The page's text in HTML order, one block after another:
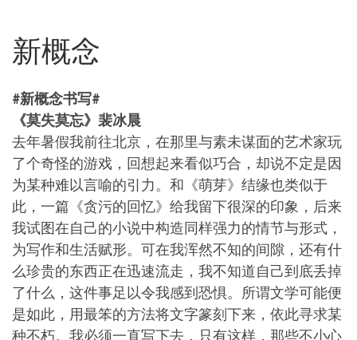
新概念
#新概念书写#
《莫失莫忘》裴冰晨
去年暑假我前往北京，在那里与素未谋面的艺术家玩
了个奇怪的游戏，回想起来看似巧合，却说不定是因
为某种难以言喻的引力。和《萌芽》结缘也类似于
此，一篇《贪污的回忆》给我留下很深的印象，后来
我试图在自己的小说中构造同样强力的情节与形式，
为写作和生活赋形。可在我浑然不知的间隙，还有什
么珍贵的东西正在迅速流走，我不知道自己到底丢掉
了什么，这件事足以令我感到恐惧。所谓文学可能便
是如此，用最笨的方法将文字篆刻下来，依此寻求某
种不朽。我必须一直写下去，只有这样，那些不小心